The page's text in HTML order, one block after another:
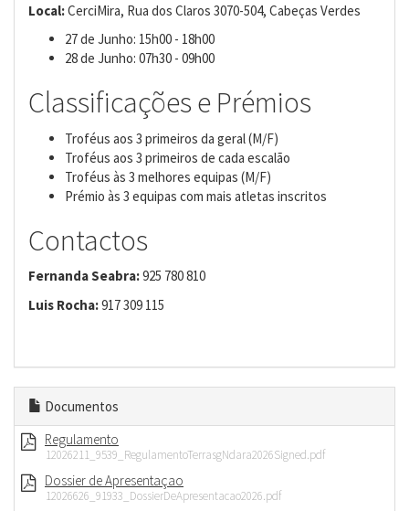
Local:CerciMira, Rua dos Claros 3070-504, Cabeças Verdes
27 de Junho: 15h00 - 18h00
28 de Junho: 07h30 - 09h00
Classificações e Prémios
Troféus aos 3 primeiros da geral (M/F)
Troféus aos 3 primeiros de cada escalão
Troféus às 3 melhores equipas (M/F)
Prémio às 3 equipas com mais atletas inscritos
Contactos
Fernanda Seabra:925 780 810
Luis Rocha:917 309 115
Documentos
Regulamento
12026211_9539_RegulamentoTerrasgNdara2026Signed.pdf
Dossier de Apresentaçao
12026626_91933_DossierDeApresentacao2026.pdf